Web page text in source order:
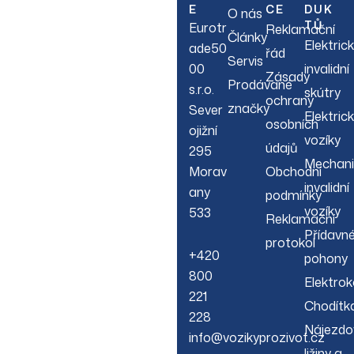
E
Eurotr
ade50
00
s.r.o.
Sever
ojižní
295
Morav
any
533
+420
800
221
228
info@vozikyprozivot.cz
O nás
Články
Servis
Prodávané
značky
CE
Reklamační
řád
Zásady
ochrany
osobních
údajů
Obchodní
podmínky
Reklamační
protokol
DUK
TŮ
invalidní
skútry
vozíky
invalidní
vozíky
pohony